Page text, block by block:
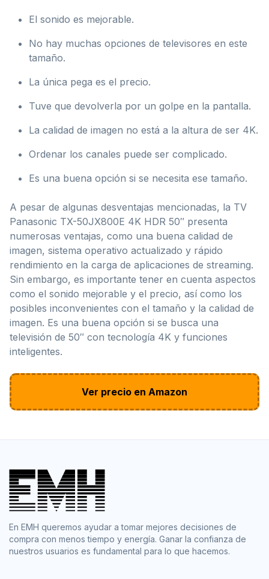
El sonido es mejorable.
No hay muchas opciones de televisores en este
tamaño.
La única pega es el precio.
Tuve que devolverla por un golpe en la pantalla.
La calidad de imagen no está a la altura de ser 4K.
Ordenar los canales puede ser complicado.
Es una buena opción si se necesita ese tamaño.
A pesar de algunas desventajas mencionadas, la TV
Panasonic TX-50JX800E 4K HDR 50″ presenta
numerosas ventajas, como una buena calidad de
imagen, sistema operativo actualizado y rápido
rendimiento en la carga de aplicaciones de streaming.
Sin embargo, es importante tener en cuenta aspectos
como el sonido mejorable y el precio, así como los
posibles inconvenientes con el tamaño y la calidad de
imagen. Es una buena opción si se busca una
televisión de 50″ con tecnología 4K y funciones
inteligentes.
Ver precio en Amazon
En EMH queremos ayudar a tomar mejores decisiones de
compra con menos tiempo y energía. Ganar la confianza de
nuestros usuarios es fundamental para lo que hacemos.